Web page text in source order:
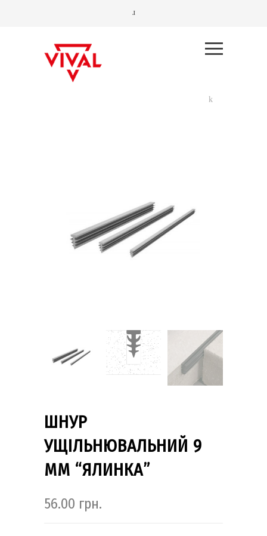
ШНУР
УЩІЛЬНЮВАЛЬНИЙ 9
ММ “ЯЛИНКА”
56.00 грн.